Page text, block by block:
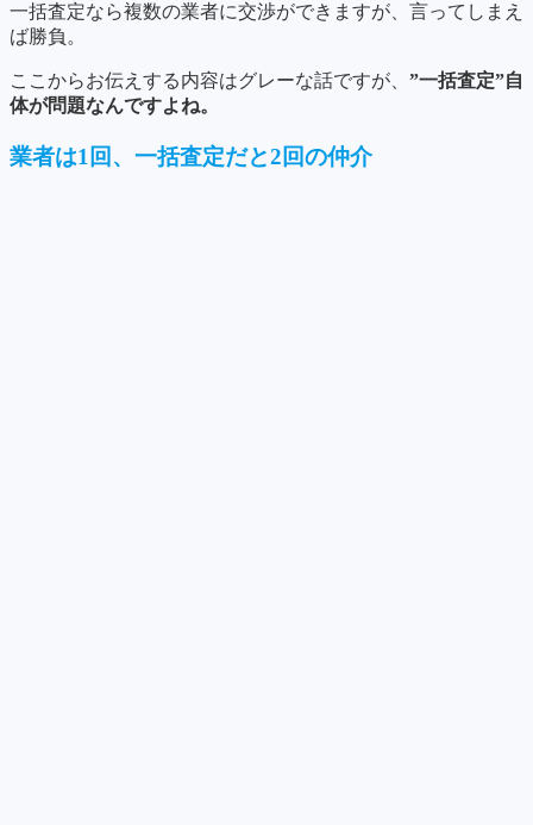
一括査定なら複数の業者に交渉ができますが、言ってしまえ
ば勝負。
ここからお伝えする内容はグレーな話ですが、 ”一括査定”自
体が問題なんですよね。
業者は1回、一括査定だと2回の仲介